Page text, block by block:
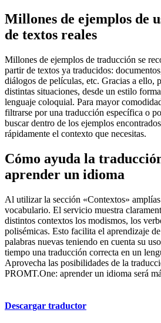
Millones de ejemplos de
de textos reales
Millones de ejemplos de traducción se
partir de textos ya traducidos:
diálogos de películas, etc. Gracias a ello,
distintas situaciones, desde un estilo
lenguaje coloquial. Para mayor
filtrarse por una traducción específica o
buscar dentro de los ejemplos
rápidamente el contexto que necesitas.
Cómo ayuda la
aprender un idioma
Al utilizar la sección «Contextos»
vocabulario. El servicio muestra
distintos contextos los modismos, los
polisémicas. Esto facilita el aprendizaje
palabras nuevas teniendo en cuenta su
tiempo una traducción correcta en un
Aprovecha las posibilidades de la
PROMT.One: aprender un idioma será
Descargar traductor